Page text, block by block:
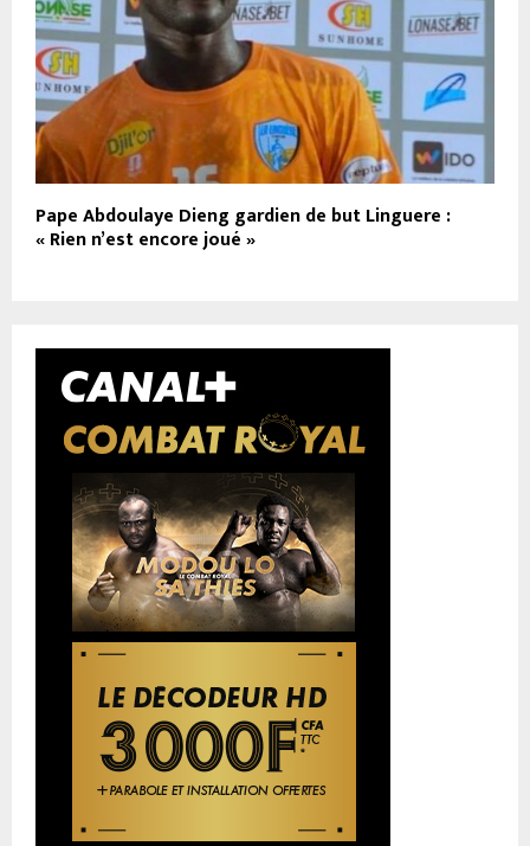
Pape Abdoulaye Dieng gardien de but Linguere :
« Rien n’est encore joué »